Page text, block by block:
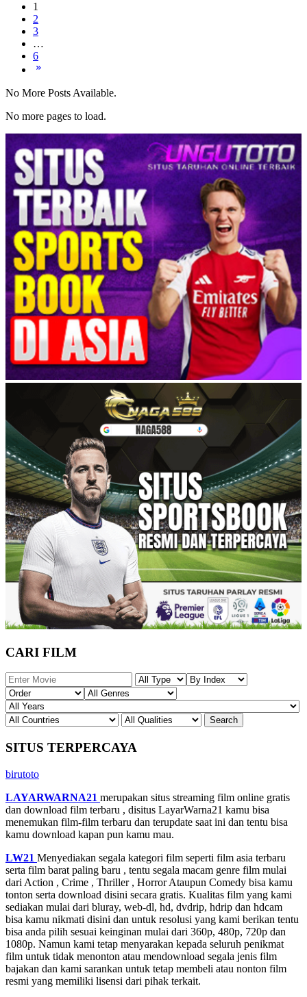
1
2
3
…
6
No More Posts Available.
No more pages to load.
CARI FILM
SITUS TERPERCAYA
birutoto
LAYARWARNA21 merupakan situs streaming film online gratis
dan download film terbaru , disitus LayarWarna21 kamu bisa
menemukan film-film terbaru dan terupdate saat ini dan tentu bisa
kamu download kapan pun kamu mau.
LW21 Menyediakan segala kategori film seperti film asia terbaru
serta film barat paling baru , tentu segala macam genre film mulai
dari Action , Crime , Thriller , Horror Ataupun Comedy bisa kamu
tonton serta download disini secara gratis. Kualitas film yang kami
sediakan mulai dari bluray, web-dl, hd, dvdrip, hdrip dan hdcam
bisa kamu nikmati disini dan untuk resolusi yang kami berikan tentu
bisa anda pilih sesuai keinginan mulai dari 360p, 480p, 720p dan
1080p. Namun kami tetap menyarakan kepada seluruh penikmat
film untuk tidak menonton atau mendownload segala jenis film
bajakan dan kami sarankan untuk tetap membeli atau nonton film
resmi yang memiliki lisensi dari pihak terkait.